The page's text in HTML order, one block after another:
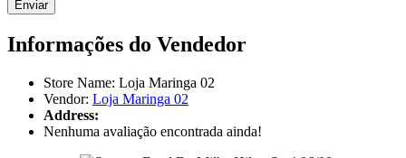
Informações do Vendedor
Store Name: Loja Maringa 02
Vendor: Loja Maringa 02
Address:
Nenhuma avaliação encontrada ainda!